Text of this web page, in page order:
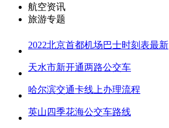
航空资讯
旅游专题
2022北京首都机场巴士时刻表最新
天水市新开通两路公交车
哈尔滨交通卡线上办理流程
英山四季花海公交车路线